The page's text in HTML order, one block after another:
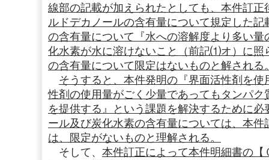
線部の記載が加えられたとしても、本件訂
ルドデカノールの含有量について規定した
の含有量について『水への溶解度より多い
化水素が水に溶けないこと（前記⑴オ）に照
の含有量について限定はないものと解される
そうすると、本件発明の『界面活性剤を
性剤の使用量がごく少量であってもタンパ
を提供する』という課題を解決するために
ール及び炭化水素の含有量については、本
は、限定がないものと理解される。
そして、 本件訂正によって本件明細書の